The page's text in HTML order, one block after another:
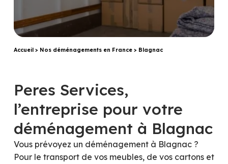
Accueil> Nos déménagements en France> Blagnac
Peres Services,
l’entreprise pour votre
déménagement à Blagnac
Vous prévoyez un déménagement à Blagnac ?
Pour le transport de vos meubles, de vos cartons et